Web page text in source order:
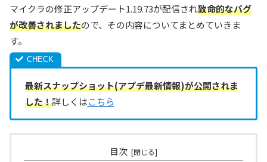
マイクラの修正アップデート1.19.73が配信され致命的なバグ
が改善されましたので、その内容についてまとめていきま
す。
最新スナップショット(アプデ最新情報)が公開されま
した！詳しくはこちら
目次